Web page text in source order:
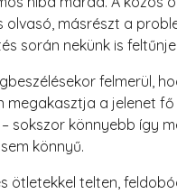
másrészt a
során nekünk is
felmerül,
megakasztja a jelenet
sokszor könnyebb így
könnyű.
ötletekkel telten,